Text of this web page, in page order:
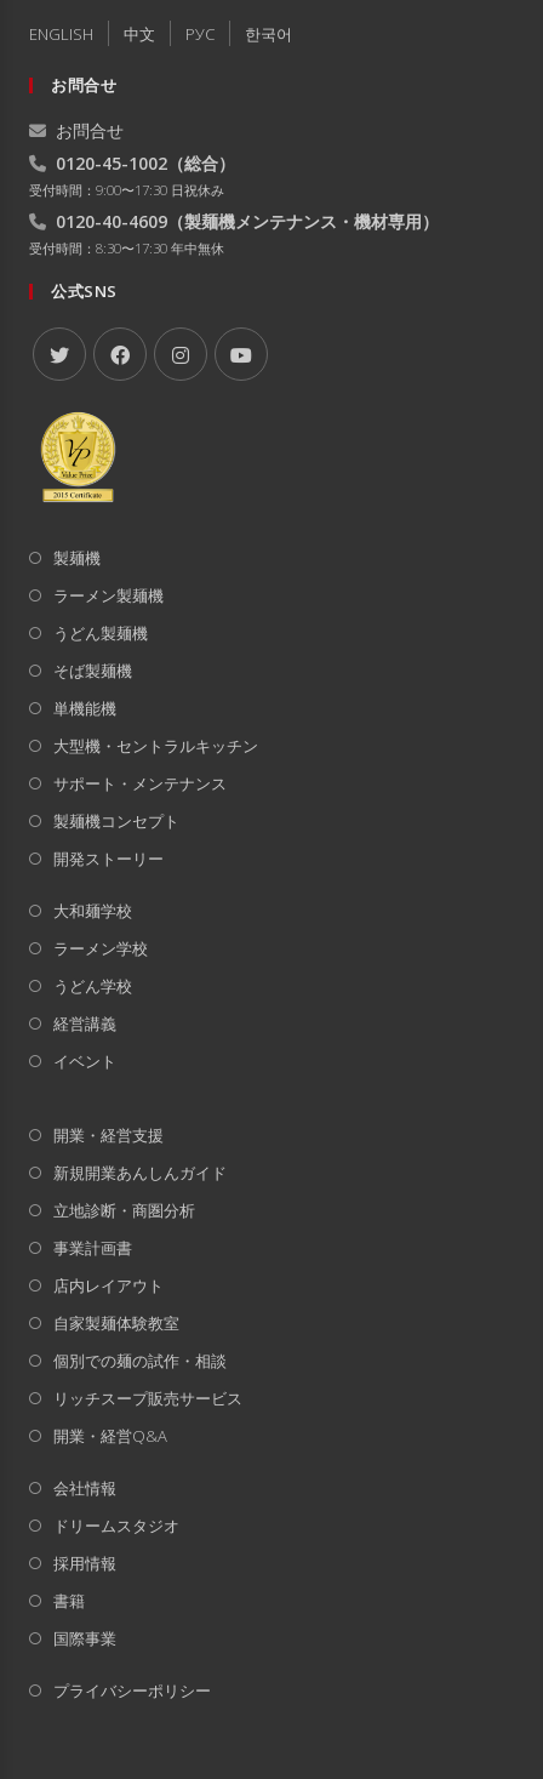
ENGLISH 中文 РУC 한국어
お問合せ
お問合せ
0120-45-1002 （総合）
受付時間：9:00〜17:30 日祝休み
0120-40-4609 （製麺機メンテナンス・機材専用）
受付時間：8:30〜17:30 年中無休
公式SNS
製麺機
ラーメン製麺機
うどん製麺機
そば製麺機
単機能機
大型機・セントラルキッチン
サポート・メンテナンス
製麺機コンセプト
開発ストーリー
大和麺学校
ラーメン学校
うどん学校
経営講義
イベント
開業・経営支援
新規開業あんしんガイド
立地診断・商圏分析
事業計画書
店内レイアウト
自家製麺体験教室
個別での麺の試作・相談
リッチスープ販売サービス
開業・経営Q&A
会社情報
ドリームスタジオ
採用情報
書籍
国際事業
プライバシーポリシー